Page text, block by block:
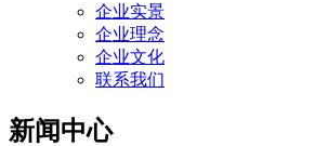
企业实景
企业理念
企业文化
联系我们
新闻中心